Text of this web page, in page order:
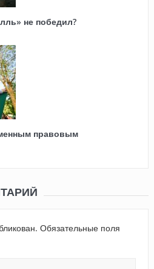
не победил?
правовым
Обязательные поля